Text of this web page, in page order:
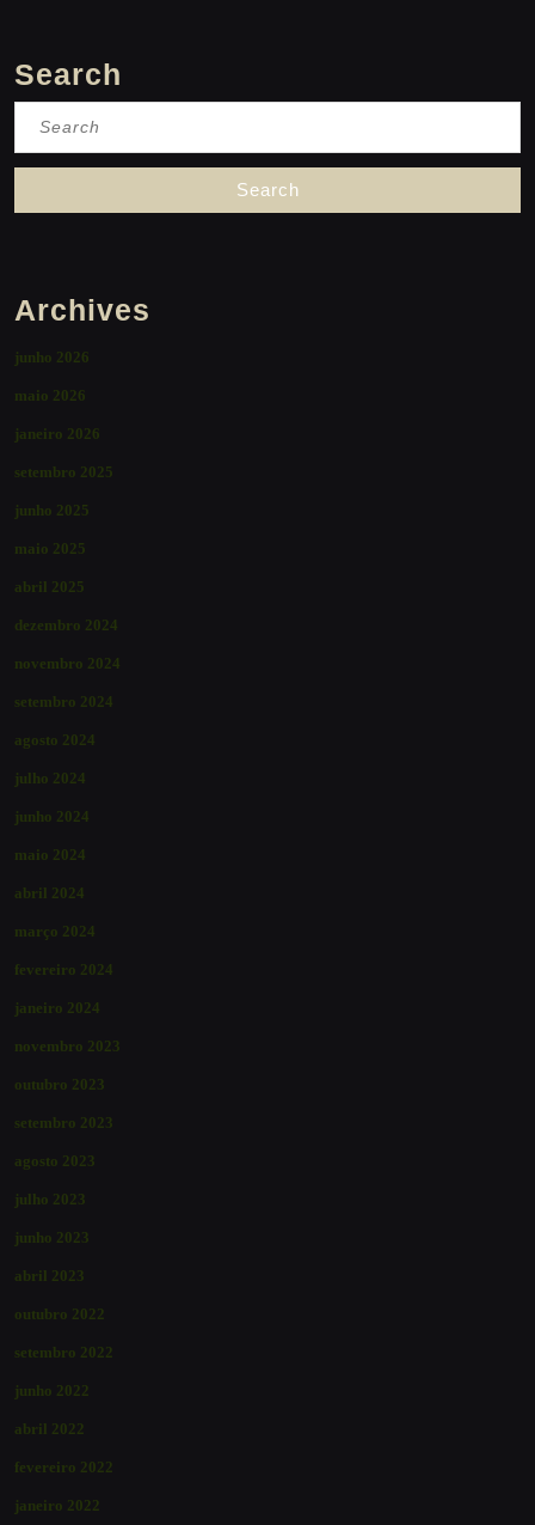
Search
Archives
junho 2026
maio 2026
janeiro 2026
setembro 2025
junho 2025
maio 2025
abril 2025
dezembro 2024
novembro 2024
setembro 2024
agosto 2024
julho 2024
junho 2024
maio 2024
abril 2024
março 2024
fevereiro 2024
janeiro 2024
novembro 2023
outubro 2023
setembro 2023
agosto 2023
julho 2023
junho 2023
abril 2023
outubro 2022
setembro 2022
junho 2022
abril 2022
fevereiro 2022
janeiro 2022